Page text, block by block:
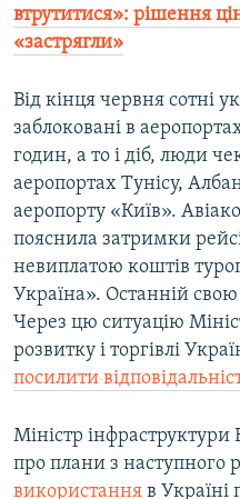
втрутитися»: рішення
«застрягли»
Від кінця червня сотні
заблоковані в
годин, а то і діб, люди
аеропортах Тунісу,
аеропорту «Київ».
пояснила затримки
невиплатою коштів
Україна». Останній
Через цю ситуацію
розвитку і торгівлі
посилити
Міністр
про плани з наступного
використання в Україні